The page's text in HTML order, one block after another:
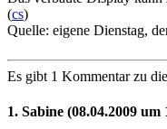
(cs)
Quelle: eigene Dienstag,
Es gibt 1 Kommentar zu
1. Sabine (08.04.2009